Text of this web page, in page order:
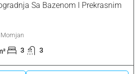
Sa Bazenom I Prekrasnim
Momjan
3 3